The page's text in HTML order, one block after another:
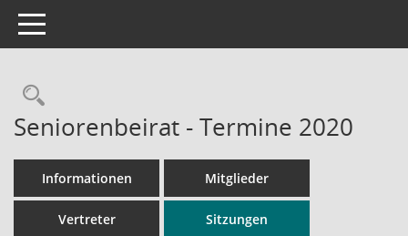
Toggle navigation
Rechercheauswahl
Seniorenbeirat - Termine 2020
Informationen Mitglieder
Vertreter Sitzungen